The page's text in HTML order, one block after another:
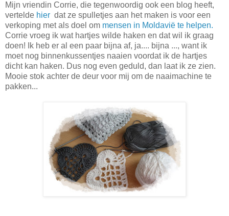
Mijn vriendin Corrie, die tegenwoordig ook een blog heeft,
vertelde hier dat ze spulletjes aan het maken is voor een
verkoping met als doel om mensen in Moldavië te helpen.
Corrie vroeg ik wat hartjes wilde haken en dat wil ik graag
doen! Ik heb er al een paar bijna af, ja.... bijna ..., want ik
moet nog binnenkussentjes naaien voordat ik de hartjes
dicht kan haken. Dus nog even geduld, dan laat ik ze zien.
Mooie stok achter de deur voor mij om de naaimachine te
pakken...